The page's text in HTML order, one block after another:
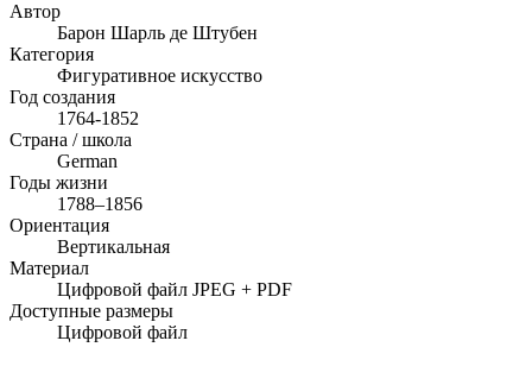
Автор
Барон Шарль де Штубен
Категория
Фигуративное искусство
Год создания
1764-1852
Страна / школа
German
Годы жизни
1788–1856
Ориентация
Вертикальная
Материал
Цифровой файл JPEG + PDF
Доступные размеры
Цифровой файл